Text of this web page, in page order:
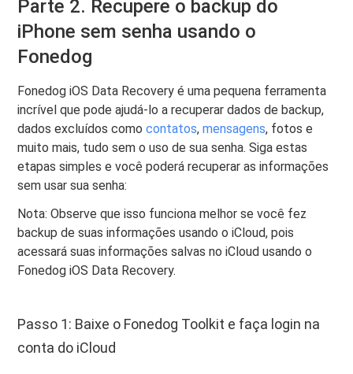
Parte 2. Recupere o backup do
iPhone sem senha usando o
Fonedog
Fonedog iOS Data Recovery é uma pequena ferramenta
incrível que pode ajudá-lo a recuperar dados de backup,
dados excluídos comocontatos,mensagens, fotos e
muito mais, tudo sem o uso de sua senha. Siga estas
etapas simples e você poderá recuperar as informações
sem usar sua senha:
Nota: Observe que isso funciona melhor se você fez
backup de suas informações usando o iCloud, pois
acessará suas informações salvas no iCloud usando o
Fonedog iOS Data Recovery.
Passo 1: Baixe o Fonedog Toolkit e faça login na
conta do iCloud